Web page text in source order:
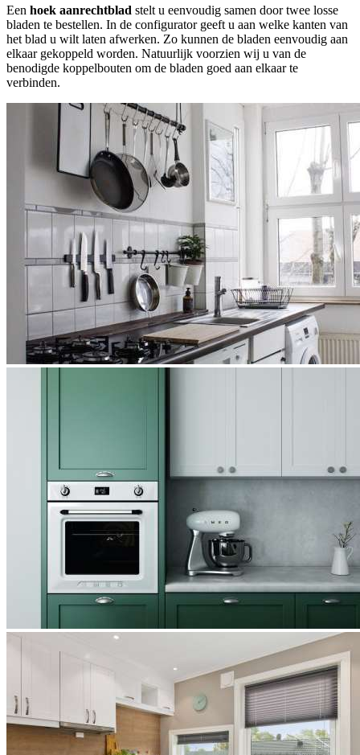
Een hoek aanrechtblad stelt u eenvoudig samen door twee losse
bladen te bestellen. In de configurator geeft u aan welke kanten van
het blad u wilt laten afwerken. Zo kunnen de bladen eenvoudig aan
elkaar gekoppeld worden. Natuurlijk voorzien wij u van de
benodigde koppelbouten om de bladen goed aan elkaar te
verbinden.